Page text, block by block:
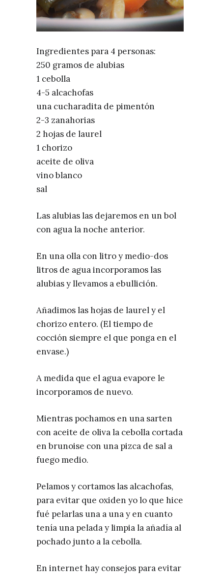
Ingredientes para 4 personas:
250 gramos de alubias
1 cebolla
4-5 alcachofas
una cucharadita de pimentón
2-3 zanahorias
2 hojas de laurel
1 chorizo
aceite de oliva
vino blanco
sal
Las alubias las dejaremos en un bol
con agua la noche anterior.
En una olla con litro y medio-dos
litros de agua incorporamos las
alubias y llevamos a ebullición.
Añadimos las hojas de laurel y el
chorizo entero. (El tiempo de
cocción siempre el que ponga en el
envase.)
A medida que el agua evapore le
incorporamos de nuevo.
Mientras pochamos en una sarten
con aceite de oliva la cebolla cortada
en brunoise con una pizca de sal a
fuego medio.
Pelamos y cortamos las alcachofas,
para evitar que oxiden yo lo que hice
fué pelarlas una a una y en cuanto
tenía una pelada y limpia la añadía al
pochado junto a la cebolla.
En internet hay consejos para evitar